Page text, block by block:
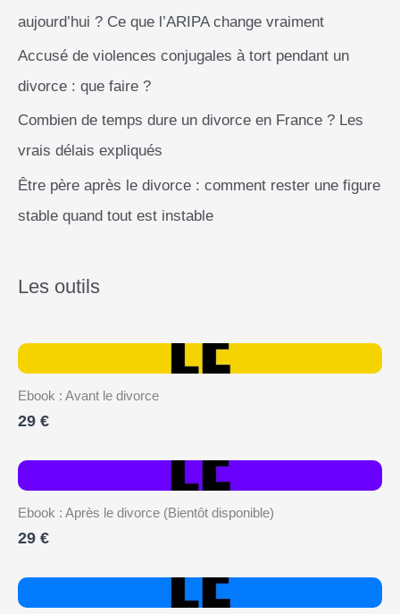
aujourd’hui ? Ce que l’ARIPA change vraiment
Accusé de violences conjugales à tort pendant un
divorce : que faire ?
Combien de temps dure un divorce en France ? Les
vrais délais expliqués
Être père après le divorce : comment rester une figure
stable quand tout est instable
Les outils
Ebook : Avant le divorce
29 €
Ebook : Après le divorce (Bientôt disponible)
29 €